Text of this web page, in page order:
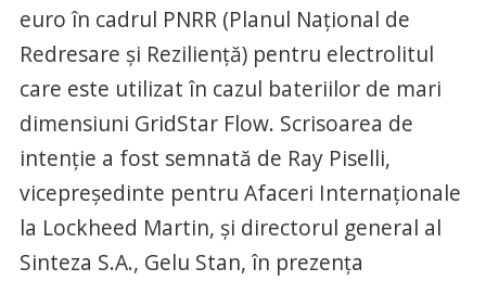
euro în cadrul PNRR (Planul Naţional de
Redresare şi Rezilienţă) pentru electrolitul
care este utilizat în cazul bateriilor de mari
dimensiuni GridStar Flow. Scrisoarea de
intenţie a fost semnată de Ray Piselli,
vicepreşedinte pentru Afaceri Internaţionale
la Lockheed Martin, şi directorul general al
Sinteza S.A., Gelu Stan, în prezenţa